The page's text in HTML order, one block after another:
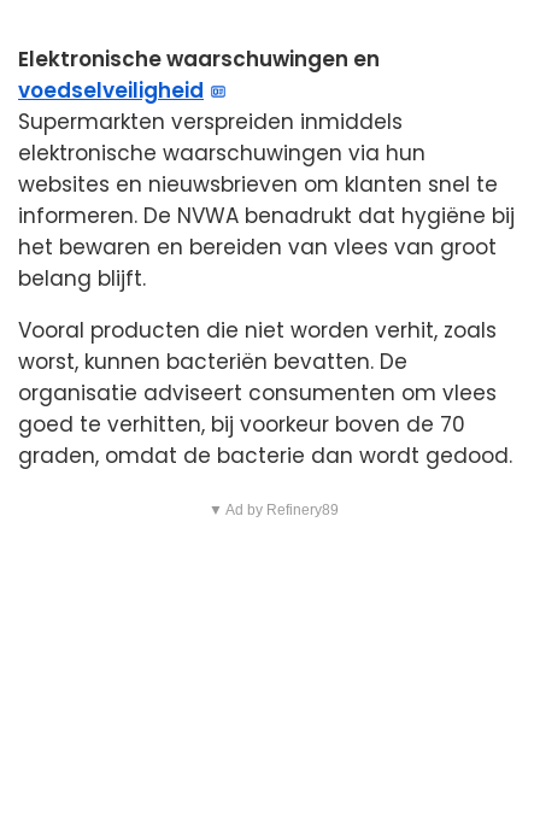
Elektronische waarschuwingen en
voedselveiligheid
Supermarkten verspreiden inmiddels
elektronische waarschuwingen via hun
websites en nieuwsbrieven om klanten snel te
informeren. De NVWA benadrukt dat hygiëne bij
het bewaren en bereiden van vlees van groot
belang blijft.
Vooral producten die niet worden verhit, zoals
worst, kunnen bacteriën bevatten. De
organisatie adviseert consumenten om vlees
goed te verhitten, bij voorkeur boven de 70
graden, omdat de bacterie dan wordt gedood.
▼ Ad by Refinery89